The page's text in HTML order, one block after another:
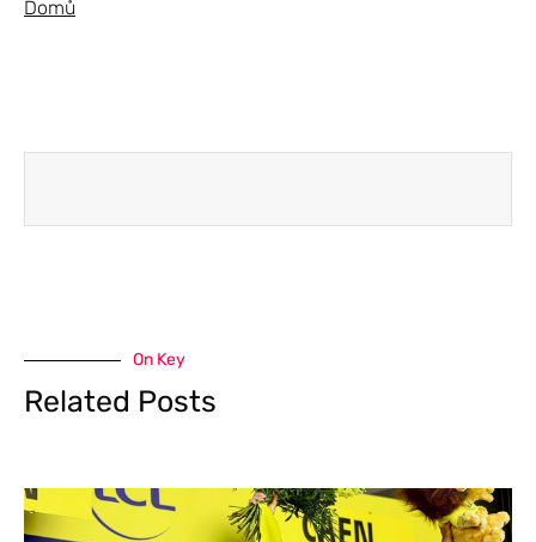
Domů
On Key
Related Posts